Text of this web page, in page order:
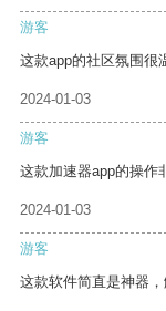
游客
这款app的社区氛围很
2024-01-03
游客
这款加速器app的操作
2024-01-03
游客
这款软件简直是神器，